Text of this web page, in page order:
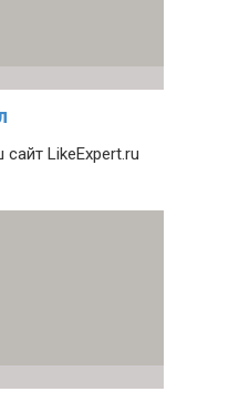
LikeExpert.ru